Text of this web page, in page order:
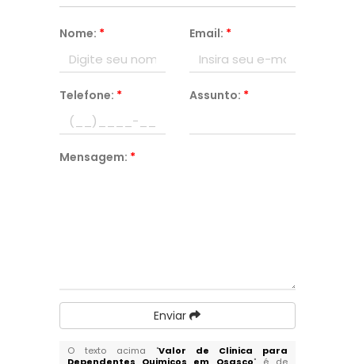
Nome: * Email: *
Telefone: * Assunto: *
Mensagem: *
Enviar
O texto acima "Valor de Clinica para